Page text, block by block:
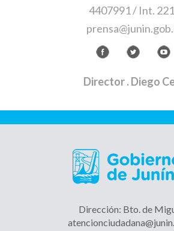
4407991 / Int.
Director. Diego
Dirección: Bto. de